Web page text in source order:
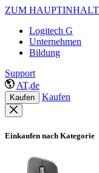
ZUM HAUPTINHALT
Logitech G
Unternehmen
Bildung
Support
AT,de
Kaufen Kaufen
Einkaufen nach Kategorie